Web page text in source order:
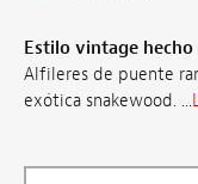
Estilo vintage hecho
Alfileres de puente
exótica snakewood. ...